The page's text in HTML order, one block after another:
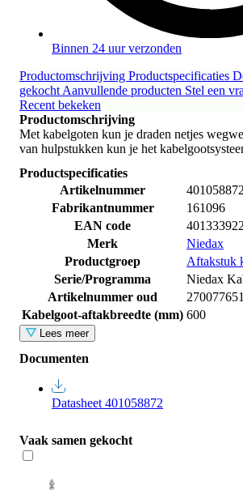
Binnen 24 uur verzonden
Productomschrijving Productspecificaties
gekocht Aanvullende producten Stel een
Recent bekeken
Productomschrijving
Met kabelgoten kun je draden netjes
van hulpstukken kun je het
Productspecificaties
Artikelnummer
401058872
Fabrikantnummer
161096
EAN code
Merk
Niedax
Productgroep
Aftakstuk
Serie/Programma
Niedax
Artikelnummer oud
Kabelgoot-aftakbreedte (mm) 600
Lees meer
Documenten
Datasheet 401058872
Vaak samen gekocht